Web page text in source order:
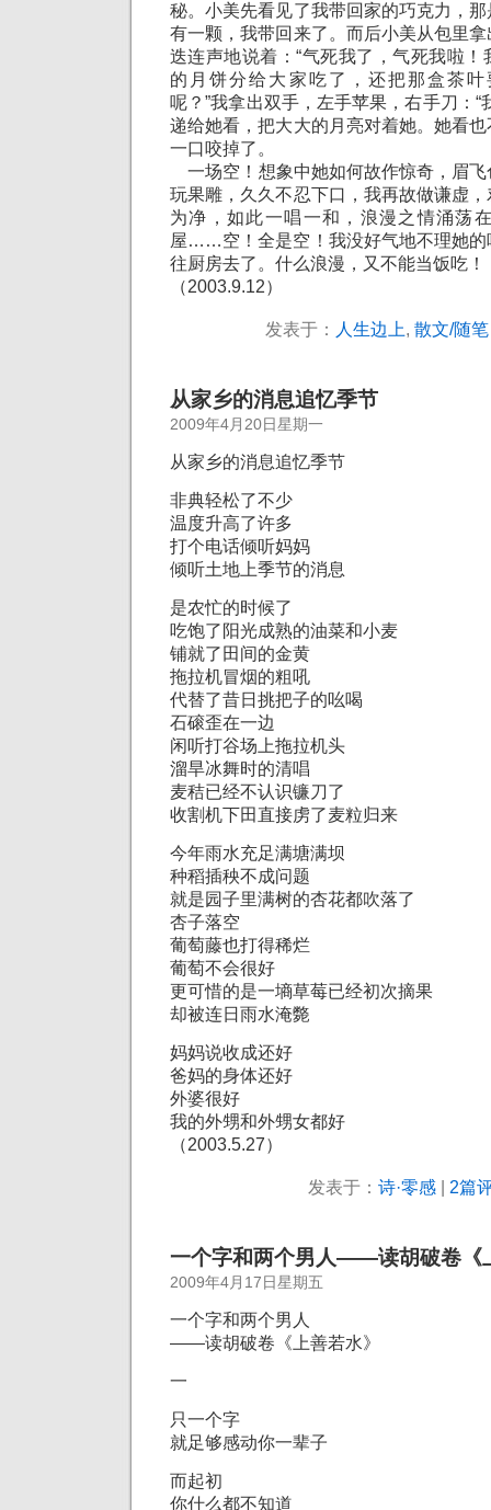
秘。小美先看见了我带回家的巧克力，
有一颗，我带回来了。而后小美从包里
迭连声地说着：“气死我了，气死我啦
的月饼分给大家吃了，还把那盒茶
呢？”我拿出双手，左手苹果，右手刀：“
递给她看，把大大的月亮对着她。她看
一口咬掉了。
一场空！想象中她如何故作惊奇，眉飞
玩果雕，久久不忍下口，我再故做谦虚
为净，如此一唱一和，浪漫之情涌荡
屋……空！全是空！我没好气地不理她的
往厨房去了。什么浪漫，又不能当饭吃！
（2003.9.12）
发表于： 人生边上, 散文/随笔
从家乡的消息追忆季节
2009年4月20日星期一
从家乡的消息追忆季节
非典轻松了不少
温度升高了许多
打个电话倾听妈妈
倾听土地上季节的消息
是农忙的时候了
吃饱了阳光成熟的油菜和小麦
铺就了田间的金黄
拖拉机冒烟的粗吼
代替了昔日挑把子的吆喝
石磙歪在一边
闲听打谷场上拖拉机头
溜旱冰舞时的清唱
麦秸已经不认识镰刀了
收割机下田直接虏了麦粒归来
今年雨水充足满塘满坝
种稻插秧不成问题
就是园子里满树的杏花都吹落了
杏子落空
葡萄藤也打得稀烂
葡萄不会很好
更可惜的是一墒草莓已经初次摘果
却被连日雨水淹斃
妈妈说收成还好
爸妈的身体还好
外婆很好
我的外甥和外甥女都好
（2003.5.27）
发表于： 诗·零感| 2篇
一个字和两个男人——读胡破卷《
2009年4月17日星期五
一个字和两个男人
——读胡破卷《上善若水》
一
只一个字
就足够感动你一辈子
而起初
你什么都不知道